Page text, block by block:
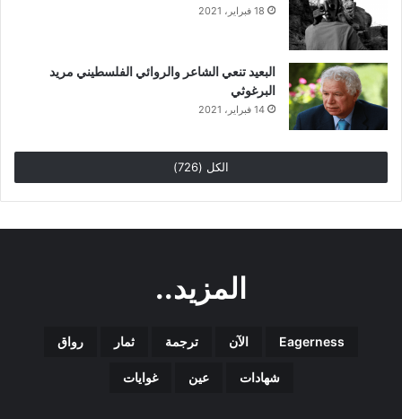
18 فبراير، 2021
البعيد تنعي الشاعر والروائي الفلسطيني مريد
البرغوثي
14 فبراير، 2021
الكل (726)
المزيد..
Eagerness الآن ترجمة ثمار رواق
شهادات عين غوايات